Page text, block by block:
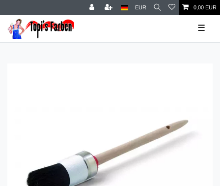
EUR 0,00 EUR
☰